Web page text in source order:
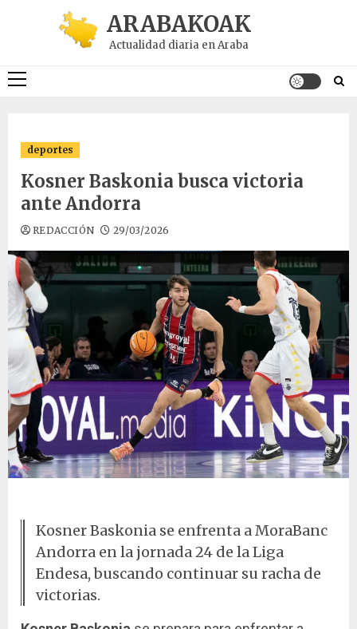
ARABAKOAK
Actualidad diaria en Araba
Menú
deportes
Kosner Baskonia busca victoria
ante Andorra
REDACCIÓN 29/03/2026
Kosner Baskonia se enfrenta a MoraBanc
Andorra en la jornada 24 de la Liga
Endesa, buscando continuar su racha de
victorias.